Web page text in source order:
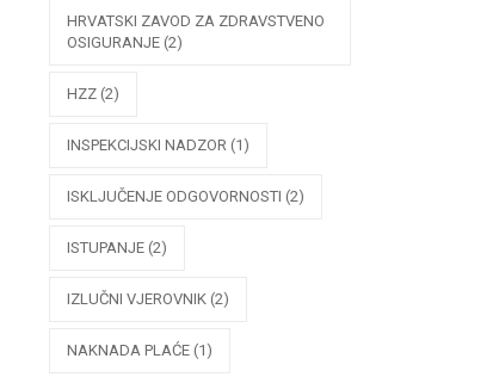
HRVATSKI ZAVOD ZA ZDRAVSTVENO
OSIGURANJE (2)
HZZ (2)
INSPEKCIJSKI NADZOR (1)
ISKLJUČENJE ODGOVORNOSTI (2)
ISTUPANJE (2)
IZLUČNI VJEROVNIK (2)
NAKNADA PLAĆE (1)